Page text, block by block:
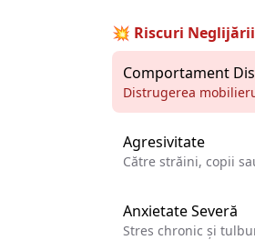
💥 Riscuri Neglijării
Comportament
Distrugerea
Agresivitate
Către străini, copii
Anxietate Severă
Stres chronic și